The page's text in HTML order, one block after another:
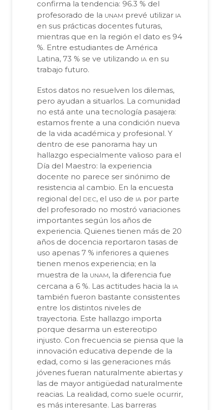
confirma la tendencia: 96.3 % del
profesorado de la unam prevé utilizar ia
en sus prácticas docentes futuras,
mientras que en la región el dato es 94
%. Entre estudiantes de América
Latina, 73 % se ve utilizando ia en su
trabajo futuro.
Estos datos no resuelven los dilemas,
pero ayudan a situarlos. La comunidad
no está ante una tecnología pasajera:
estamos frente a una condición nueva
de la vida académica y profesional. Y
dentro de ese panorama hay un
hallazgo especialmente valioso para el
Día del Maestro: la experiencia
docente no parece ser sinónimo de
resistencia al cambio. En la encuesta
regional del dec, el uso de ia por parte
del profesorado no mostró variaciones
importantes según los años de
experiencia. Quienes tienen más de 20
años de docencia reportaron tasas de
uso apenas 7 % inferiores a quienes
tienen menos experiencia; en la
muestra de la unam, la diferencia fue
cercana a 6 %. Las actitudes hacia la ia
también fueron bastante consistentes
entre los distintos niveles de
trayectoria. Este hallazgo importa
porque desarma un estereotipo
injusto. Con frecuencia se piensa que la
innovación educativa depende de la
edad, como si las generaciones más
jóvenes fueran naturalmente abiertas y
las de mayor antigüedad naturalmente
reacias. La realidad, como suele ocurrir,
es más interesante. Las barreras